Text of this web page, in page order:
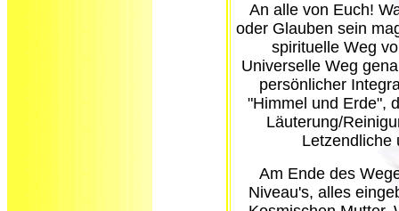
An alle von Euch!
oder Glauben sein
spirituelle Weg
Universelle Weg
persönlicher
"Himmel und Erde",
Läuterung/
Letzendliche
Am Ende des
Niveau's, alles